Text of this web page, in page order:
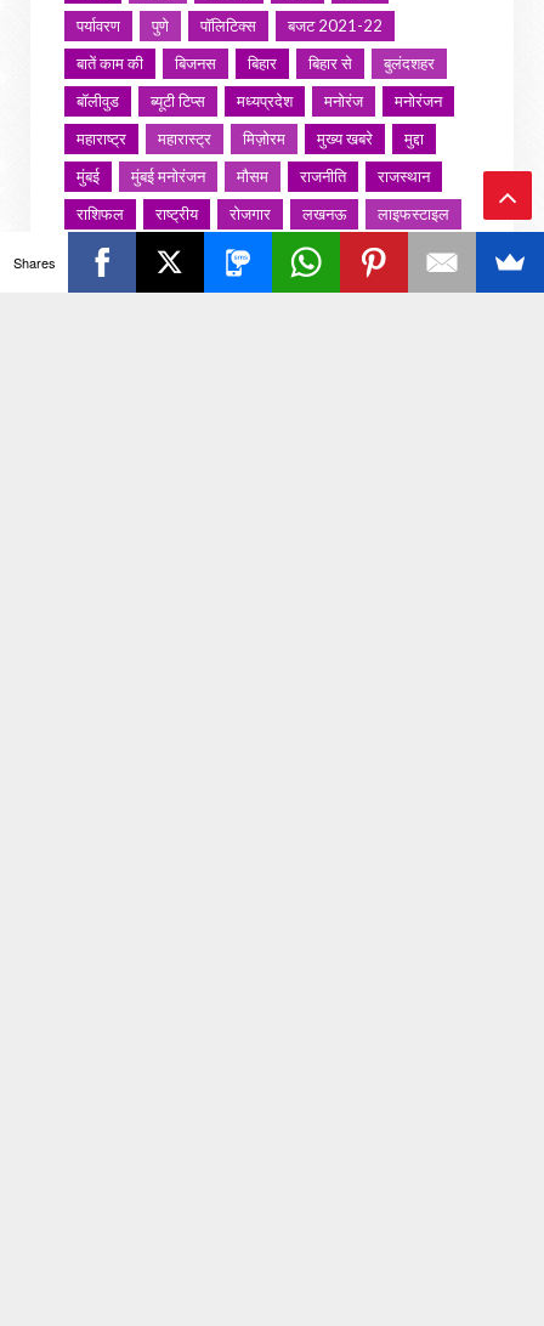
पर्यावरण
पुणे पॉलिटिक्स
बजट 2021-22
बातें काम की
बिजनस बिहार बिहार से
बुलंदशहर
बॉलीवुड
ब्यूटी टिप्स मध्यप्रदेश मनोरंज
मनोरंजन
महाराष्ट्र
महारास्ट्र मिज़ोरम मुख्य खबरे
मुद्दा
मुंबई
मुंबई मनोरंजन मौसम राजनीति
राजस्थान
राशिफल
राष्ट्रीय रोजगार लखनऊ
लाइफस्टाइल
लाइफ़स्टाइल
वायरल वीडियो विविध
व्यापार
शख्सियत
शख़्सियत शिक्षा समाज
संस्कार
Ba
ck
Shares